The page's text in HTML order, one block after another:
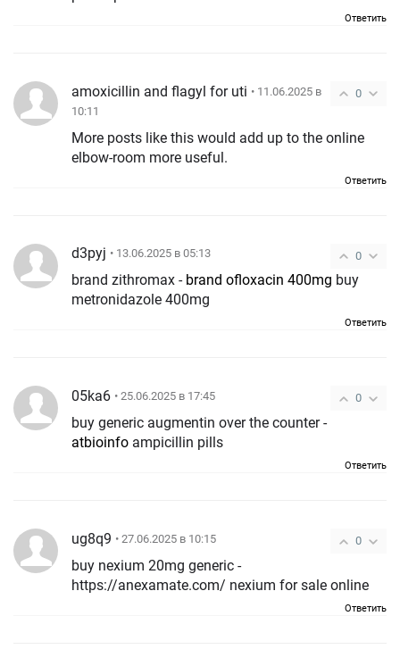
Ответить
0
amoxicillin and flagyl for uti • 11.06.2025 в
10:11
More posts like this would add up to the online
elbow-room more useful.
Ответить
0
d3pyj • 13.06.2025 в 05:13
brand zithromax - brand ofloxacin 400mg buy
metronidazole 400mg
Ответить
0
05ka6 • 25.06.2025 в 17:45
buy generic augmentin over the counter -
atbioinfo ampicillin pills
Ответить
0
ug8q9 • 27.06.2025 в 10:15
buy nexium 20mg generic -
https://anexamate.com/ nexium for sale online
Ответить